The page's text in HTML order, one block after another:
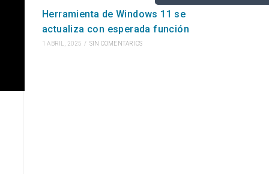
Herramienta de Windows 11 se
actualiza con esperada función
1 ABRIL, 2025 / SIN COMENTARIOS